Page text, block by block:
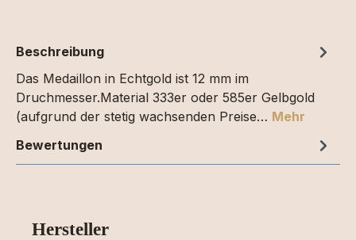
Beschreibung
Das Medaillon in Echtgold ist 12 mm im
Druchmesser.Material 333er oder 585er Gelbgold
(aufgrund der stetig wachsenden Preise… Mehr
Bewertungen
Hersteller